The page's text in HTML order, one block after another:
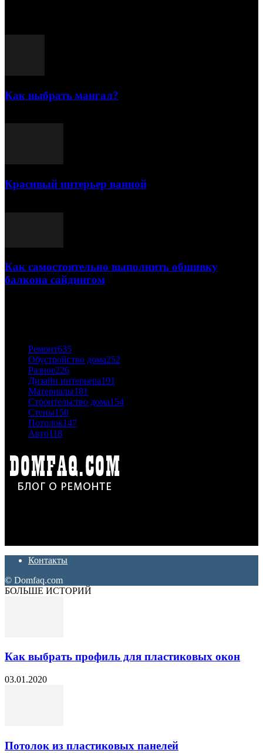
Как выбрать мангал?
Красивый интерьер ванной
Как самостоятельно выполнить обшивку
балкона сайдингом
Ремонт635
Обустройство дома252
Разное226
Дизайн интерьера191
Материалы181
Строительство дома154
Стены150
Потолок147
Авто118
Контакты
© Domfaq.com
БОЛЬШЕ ИСТОРИЙ
Как выбрать профиль для пластиковых окон
03.01.2020
Потолок из пластиковых панелей